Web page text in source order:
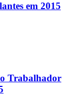
em 2015
Trabalhador